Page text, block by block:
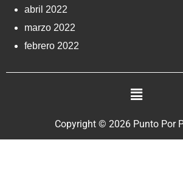
abril 2022
marzo 2022
febrero 2022
Copyright © 2026 Punto Por